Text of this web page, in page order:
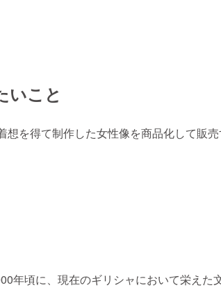
いこと
想を得て制作した女性像を商品化して販売
年頃に、現在のギリシャにおいて栄えた